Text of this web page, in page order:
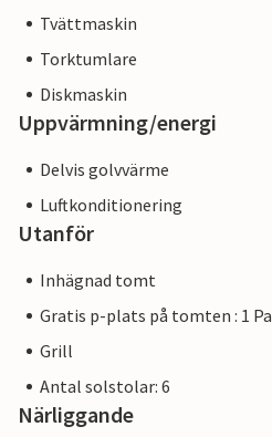
Tvättmaskin
Torktumlare
Diskmaskin
Uppvärmning/energi
Delvis golvvärme
Luftkonditionering
Utanför
Inhägnad tomt
Gratis p-plats på tomten : 1
Grill
Antal solstolar: 6
Närliggande